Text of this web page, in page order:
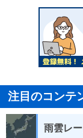
注目のコンテ
雨雲レ